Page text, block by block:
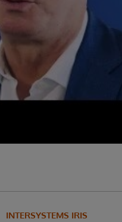
INTERSYSTEMS IRIS